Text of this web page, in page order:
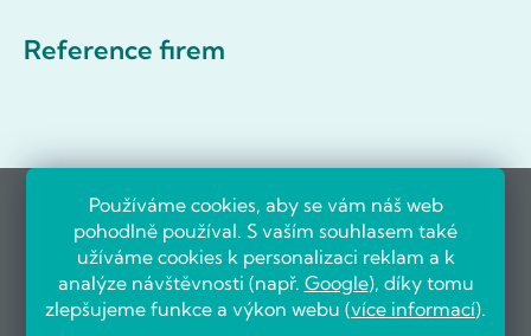
Používáme cookies, aby se vám náš web
pohodlně používal. S vaším souhlasem také
užíváme cookies k personalizaci reklam a k
analýze návštěvnosti (např. Google), díky tomu
zlepšujeme funkce a výkon webu (více informací).
Reference firem